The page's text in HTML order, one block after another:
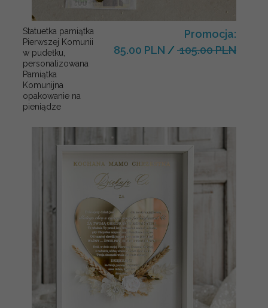
Statuetka pamiątka
Pierwszej Komunii
w pudełku,
personalizowana
Pamiątka
Komunijna
opakowanie na
pieniądze
Promocja:
85.00 PLN / 105.00 PLN